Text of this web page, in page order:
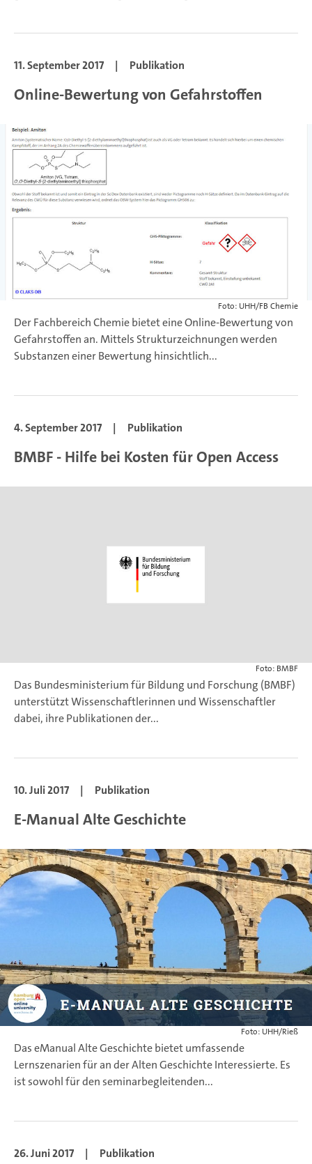
11. September 2017 | Publikation
Online-Bewertung von Gefahrstoffen
Foto: UHH/FB Chemie
Der Fachbereich Chemie bietet eine Online-Bewertung von
Gefahrstoffen an. Mittels Strukturzeichnungen werden
Substanzen einer Bewertung hinsichtlich...
4. September 2017 | Publikation
BMBF - Hilfe bei Kosten für Open Access
Foto: BMBF
Das Bundesministerium für Bildung und Forschung (BMBF)
unterstützt Wissenschaftlerinnen und Wissenschaftler
dabei, ihre Publikationen der...
10. Juli 2017 | Publikation
E-Manual Alte Geschichte
Foto: UHH/Rieß
Das eManual Alte Geschichte bietet umfassende
Lernszenarien für an der Alten Geschichte Interessierte. Es
ist sowohl für den seminarbegleitenden...
26. Juni 2017 | Publikation